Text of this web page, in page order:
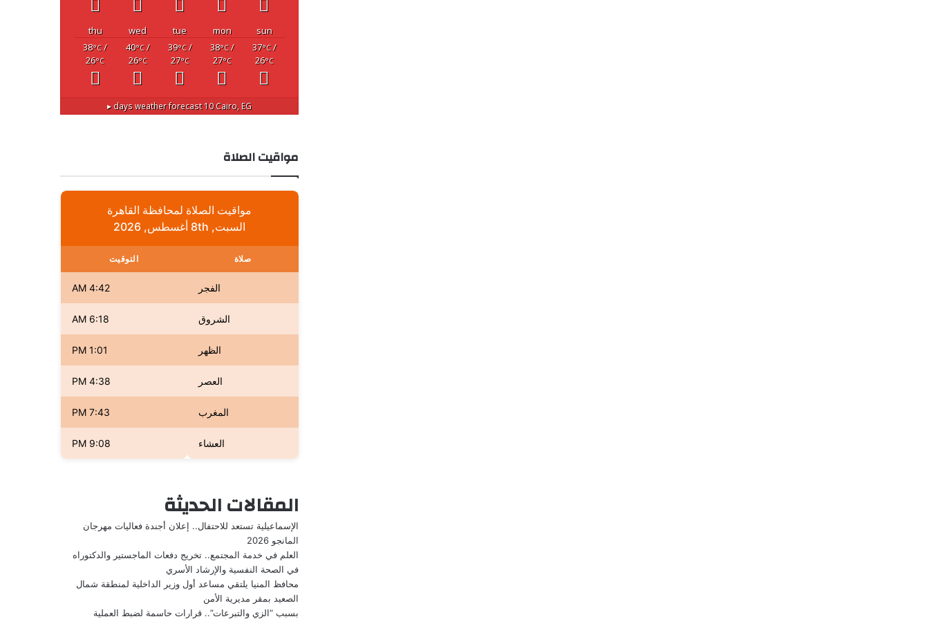
sun
mon
tue
wed
thu
37°C/
26°C
38°C/
27°C
39°C/
27°C
40°C/
26°C
38°C/
26°C
Cairo, EG
10 days weather forecast ▸
مواقيت الصلاة
مواقيت الصلاة لمحافظة القاهرة
السبت, 8th أغسطس, 2026
صلاة التوقيت
الفجر 4:42 AM
الشروق 6:18 AM
الظهر 1:01 PM
العصر 4:38 PM
المغرب 7:43 PM
العشاء 9:08 PM
المقالات الحديثة
الإسماعيلية تستعد للاحتفال.. إعلان أجندة فعاليات مهرجان
المانجو 2026
العلم في خدمة المجتمع.. تخريج دفعات الماجستير والدكتوراه
في الصحة النفسية والإرشاد الأسري
محافظ المنيا يلتقي مساعد أول وزير الداخلية لمنطقة شمال
الصعيد بمقر مديرية الأمن
بسبب “الزي والتبرعات”.. قرارات حاسمة لضبط العملية